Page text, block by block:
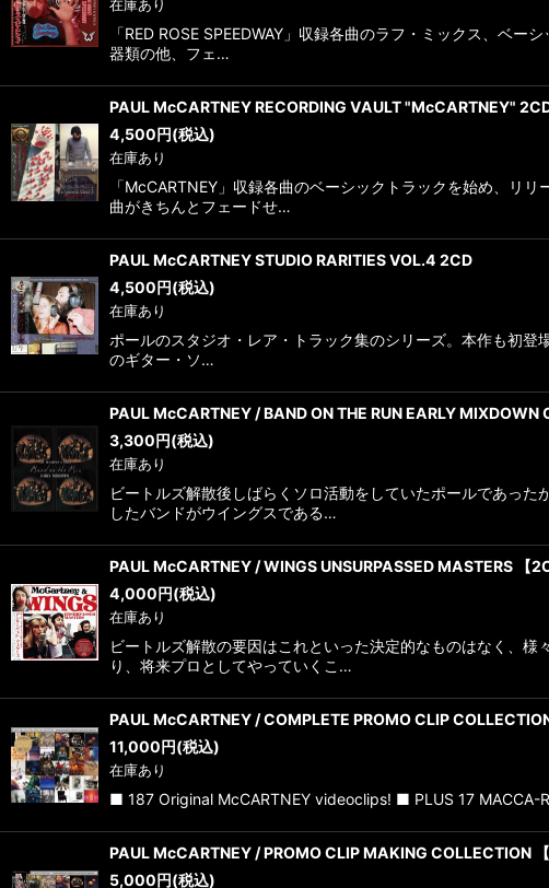
在庫あり
「RED ROSE SPEEDWAY」収録各曲のラフ・ミックス、ベ
器類の他、フェ…
PAUL McCARTNEY RECORDING VAULT "McCARTNEY"
4,500円(税込)
在庫あり
「McCARTNEY」収録各曲のベーシックトラックを始め、リ
曲がきちんとフェードせ…
PAUL McCARTNEY STUDIO RARITIES VOL.4 2CD
4,500円(税込)
在庫あり
ポールのスタジオ・レア・トラック集のシリーズ。本作も初
のギター・ソ…
PAUL McCARTNEY / BAND ON THE RUN EARLY MIXDOWN
3,300円(税込)
在庫あり
ビートルズ解散後しばらくソロ活動をしていたポールであっ
したバンドがウイングスである…
PAUL McCARTNEY / WINGS UNSURPASSED MASTERS 【
4,000円(税込)
在庫あり
ビートルズ解散の要因はこれといった決定的なものはなく、
り、将来プロとしてやっていくこ…
PAUL McCARTNEY / COMPLETE PROMO CLIP COLLECTION
11,000円(税込)
在庫あり
■ 187 Original McCARTNEY videoclips! ■ PLUS 17 MACCA-
PAUL McCARTNEY / PROMO CLIP MAKING COLLECTION 【
5,000円(税込)